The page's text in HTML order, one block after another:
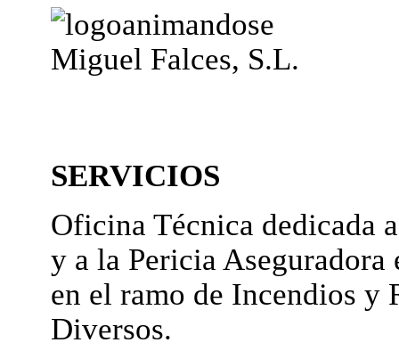
Miguel Falces, S.L.
SERVICIOS
Oficina Técnica dedicada
y a la Pericia Aseguradora
en el ramo de Incendios y
Diversos.